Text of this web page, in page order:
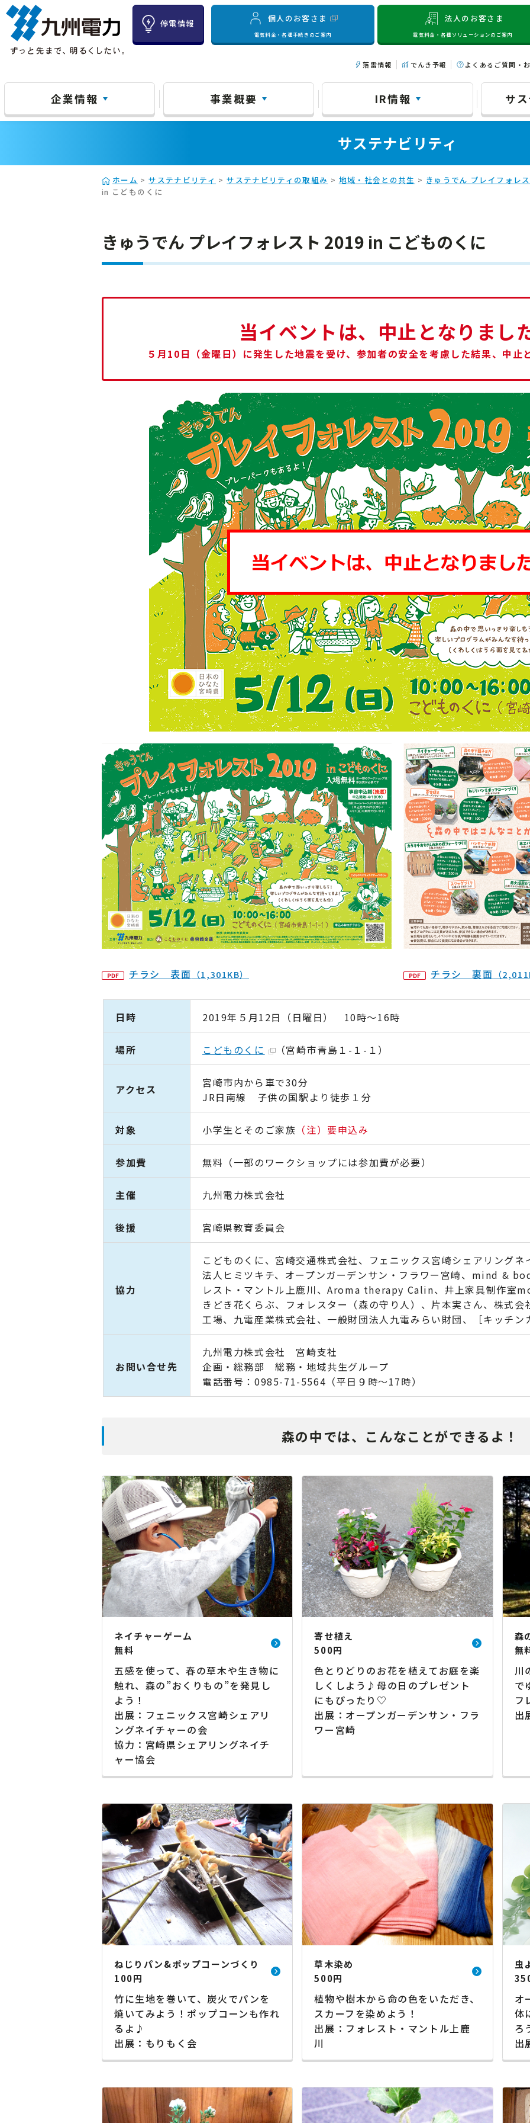
停電情報
個人のお客さま
電気料金・各種手続きのご案内
法人のお客さま
電気料金・各種ソリューションのご案内
落雷情報 でんき予報 よくあるご質問・
企業情報 事業概要 IR情報 サ
サステナビリティ
ホーム >サステナビリティ >サステナビリティの取組み > 地域・社会との共生 > きゅうでん プレイフォレ
in こどものくに
きゅうでん プレイフォレスト 2019 in こどものくに
当イベントは、中止となりまし
５月10日（金曜日）に発生した地震を受け、参加者の安全を考慮した結果、中止
チラシ 表面 （1,301KB） チラシ 裏面 （
日時 2019年５月12日（日曜日） 10時～16時
場所 こどものくに （宮崎市青島１-１-１）
アクセス
宮崎市内から車で30分
JR日南線 子供の国駅より徒歩１分
対象 小学生とそのご家族 （注）要申込み
参加費 無料（一部のワークショップには参加費が必要）
主催 九州電力株式会社
後援 宮崎県教育委員会
協力
こどものくに、宮崎交通株式会社、フェニックス宮崎シェアリング
法人ヒミツキチ、オープンガーデンサン・フラワー宮崎、mind &
レスト・マントル上鹿川、Aroma therapy Calin、井上家具制作室
きどき花くらぶ、フォレスター（森の守り人）、片本実さん、株式
工場、九電産業株式会社、一般財団法人九電みらい財団、［キッチ
お問い合せ先
九州電力株式会社 宮崎支社
企画・総務部 総務・地域共生グループ
電話番号：0985-71-5564（平日９時～17時）
森の中では、こんなことができるよ！
ネイチャーゲーム
無料
五感を使って、春の草木や生き物に
触れ、森の”おくりもの”を発見し
よう！
出展：フェニックス宮崎シェアリ
ングネイチャーの会
協力：宮崎県シェアリングネイチ
ャー協会
寄せ植え
500円
色とりどりのお花を植えてお庭を楽
しくしよう♪母の日のプレゼント
にもぴったり♡
出展：オープンガーデンサン・フラ
ワー宮崎
森
無
川
で
フ
出
ねじりパン&ポップコーンづくり
100円
竹に生地を巻いて、炭火でパンを
焼いてみよう！ポップコーンも作れ
るよ♪
出展：もりもく会
草木染め
500円
植物や樹木から命の色をいただき、
スカーフを染めよう！
出展：フォレスト・マントル上鹿
川
虫
オ
体
ろ
出